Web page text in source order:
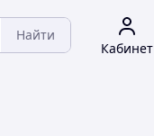
Найти
Кабинет